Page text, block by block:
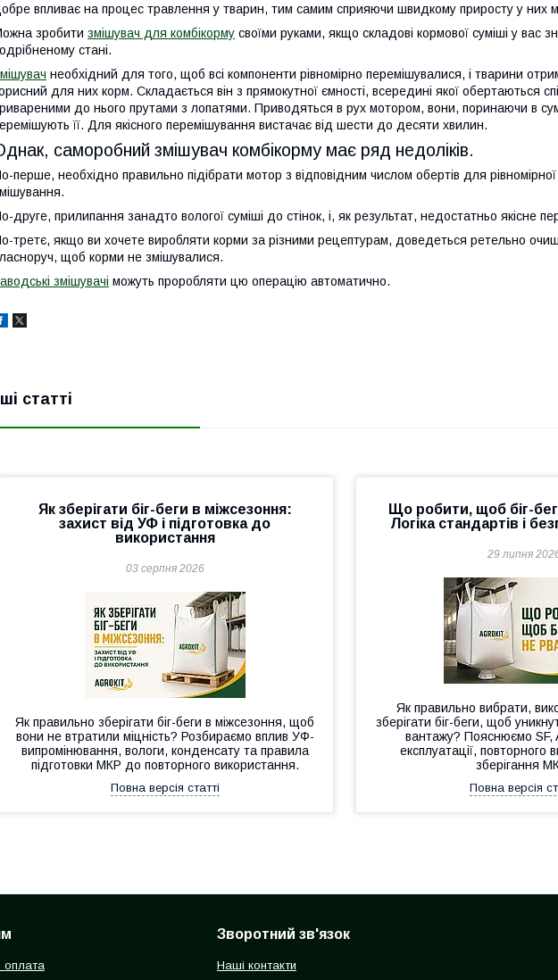
впливає на процес травлення у тварин, тим самим сприяючи швидкому приросту у них
зробити змішувач для комбікорму своїми руками, якщо складові кормової суміші у вас
стані.
необхідний для того, щоб всі компоненти рівномірно перемішувалися, і тварини
для них корм. Складається він з прямокутної ємності, всередині якої обертаються
до нього прутами з лопатями. Приводяться в рух мотором, вони, поринаючи в
її. Для якісного перемішування вистачає від шести до десяти хвилин.
саморобний змішувач комбікорму має ряд недоліків.
перше, необхідно правильно підібрати мотор з відповідним числом обертів для
друге, прилипання занадто вологої суміші до стінок, і, як результат, недостатньо якісне
третє, якщо ви хочете виробляти корми за різними рецептурам, доведеться ретельно
щоб корми не змішувалися.
змішувачі можуть проробляти цю операцію автоматично.
статті
Як зберігати біг-беги в міжсезоння:
захист від УФ і підготовка до
використання
03 серпня 2026
Як правильно зберігати біг-беги в міжсезоння, щоб
вони не втратили міцність? Розбираємо вплив УФ-
випромінювання, вологи, конденсату та правила
підготовки МКР до повторного використання.
Повна версія статті
Що робити, щоб біг-
Логіка стандартів і
29 липня
Як правильно вибрати,
зберігати біг-беги, щоб
вантажу? Пояснюємо SF,
експлуатації, повторного
зберігання
Повна версія
оплата
Зворотний зв'язок
Наші контакти